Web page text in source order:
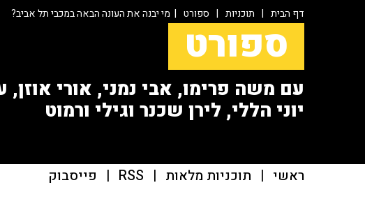
דף הבית | תוכניות | ספורט | מי יבנה את העונה הבאה במכבי תל אביב?
ספורט
עם משה פרימו, אבי נמני, אורי אוזן,
יוני הללי, לירן שכנר וגילי ורמוט
ראשי | תוכניות מלאות |
RSS
| פייסבוק